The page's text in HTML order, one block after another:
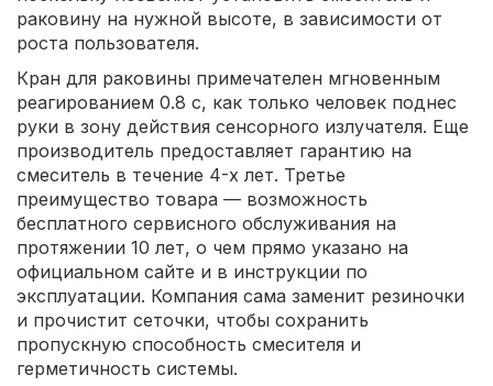
раковину на нужной высоте, в зависимости от
роста пользователя.
Кран для раковины примечателен мгновенным
реагированием 0.8 с, как только человек поднес
руки в зону действия сенсорного излучателя. Еще
производитель предоставляет гарантию на
смеситель в течение 4-х лет. Третье
преимущество товара — возможность
бесплатного сервисного обслуживания на
протяжении 10 лет, о чем прямо указано на
официальном сайте и в инструкции по
эксплуатации. Компания сама заменит резиночки
и прочистит сеточки, чтобы сохранить
пропускную способность смесителя и
герметичность системы.